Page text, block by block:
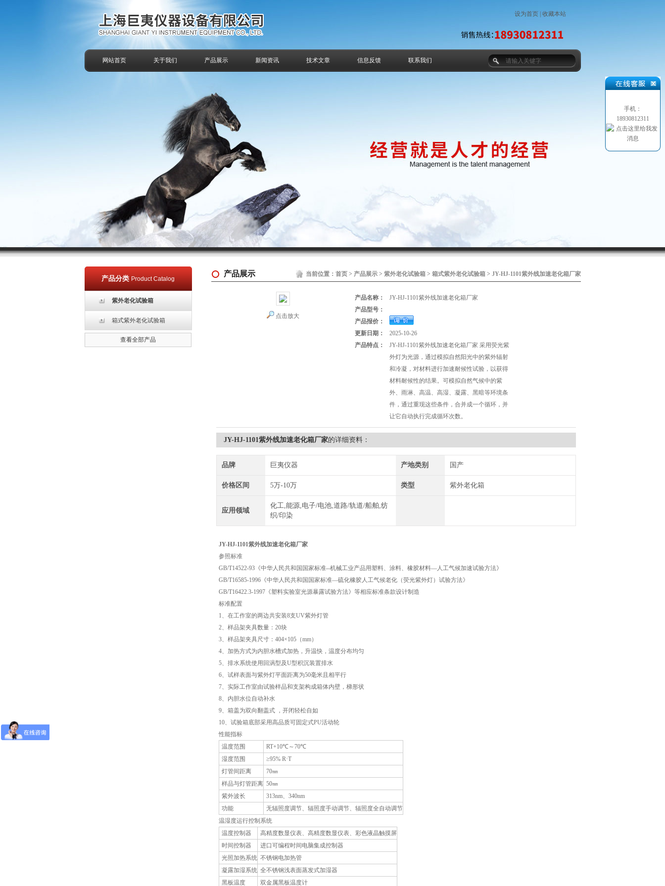
设为首页| 收藏本站
网站首页 关于我们 产品展示 新闻资讯 技术文章 信息反馈 联系我们
产品分类 Product Catalog
紫外老化试验箱
箱式紫外老化试验箱
查看全部产品
当前位置： 首页> 产品展示> 紫外老化试验箱> 箱式紫外老化试验箱> JY-HJ-1101紫外线加速老化箱厂家
产品展示
点击放大
产品名称：
JY-HJ-1101紫外线加速老化箱厂家
产品型号：
产品报价：
更新日期：
2025-10-26
产品特点：
JY-HJ-1101紫外线加速老化箱厂家 采用荧光紫
外灯为光源，通过模拟自然阳光中的紫外辐射
和冷凝，对材料进行加速耐候性试验，以获得
材料耐候性的结果。可模拟自然气候中的紫
外、雨淋、高温、高湿、凝露、黑暗等环境条
件，通过重现这些条件，合并成一个循环，并
让它自动执行完成循环次数。
JY-HJ-1101紫外线加速老化箱厂家的详细资料：
品牌 巨夷仪器 产地类别 国产
价格区间 5万-10万 类型 紫外老化箱
应用领域
化工,能源,电子/电池,道路/轨道/船舶,纺
织/印染
JY-HJ-1101紫外线加速老化箱厂家
参照标准
GB/T14522-93《中华人民共和国国家标准--机械工业产品用塑料、涂料、橡胶材料—人工气候加速试验方法》
GB/T16585-1996《中华人民共和国国家标准—硫化橡胶人工气候老化（荧光紫外灯）试验方法》
GB/T16422.3-1997《塑料实验室光源暴露试验方法》等相应标准条款设计制造
标准配置
1、在工作室的两边共安装8支UV紫外灯管
2、样品架夹具数量：20块
3、样品架夹具尺寸：404×105（mm）
4、加热方式为内胆水槽式加热，升温快，温度分布均匀
5、排水系统使用回涡型及U型积沉装置排水
6、试样表面与紫外灯平面距离为50毫米且相平行
7、实际工作室由试验样品和支架构成箱体内壁，梯形状
8、内胆水位自动补水
9、箱盖为双向翻盖式 ，开闭轻松自如
10、试验箱底部采用高品质可固定式PU活动轮
性能指标
温度范围
RT+10℃～70℃
湿度范围
≥95% R·T
灯管间距离
70㎜
样品与灯管距离 50㎜
紫外波长
313nm、340nm
功能
无辐照度调节、辐照度手动调节、辐照度全自动调节
温湿度运行控制系统
温度控制器
高精度数显仪表、高精度数显仪表、彩色液晶触摸屏
时间控制器
进口可编程时间电脑集成控制器
光照加热系统 不锈钢电加热管
凝露加湿系统 全不锈钢浅表面蒸发式加湿器
黑板温度
双金属黑板温度计
手机：
18930812311